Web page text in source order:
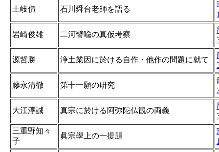
土岐僙 石川舜台老師を語る
岩崎俊雄 二河譬喩の真仮考察
源哲勝 浄土業因に於ける自作・他作の問題に就て
藤永清徹 第十一願の研究
大江淳誠 真宗に於ける阿弥陀仏観の両義
三重野知々
子
眞宗學上の一提題